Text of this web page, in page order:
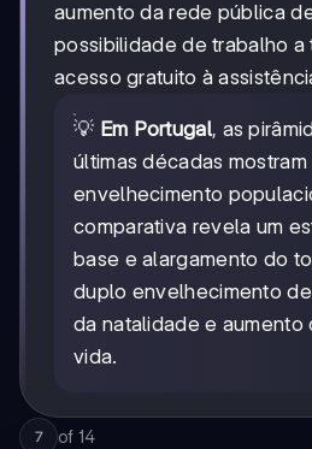
aumento da rede pública
possibilidade de trabalho a
acesso gratuito à
💡 Em Portugal, as
últimas décadas
envelhecimento
comparativa revela um
base e alargamento do
duplo envelhecimento
da natalidade e aumento
vida.
7 of 14